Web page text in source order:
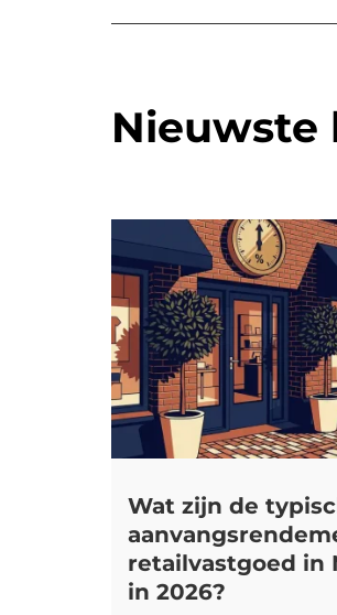
Nieuwste
Wat zijn de
retailvastgoed in
in 2026?